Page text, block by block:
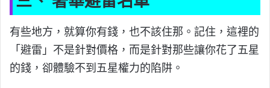
有些地方，就算你有錢，也不該住那。記住，這裡的
「避雷」不是針對價格，而是針對那些讓你花了五星
的錢，卻體驗不到五星權力的陷阱。